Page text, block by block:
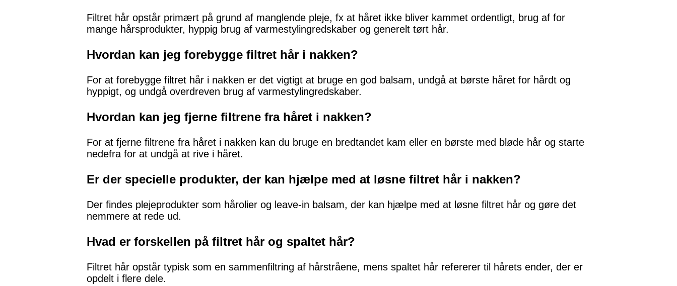
Filtret hår opstår primært på grund af manglende pleje, fx at håret ikke bliver kammet ordentligt, brug af for
mange hårsprodukter, hyppig brug af varmestylingredskaber og generelt tørt hår.
Hvordan kan jeg forebygge filtret hår i nakken?
For at forebygge filtret hår i nakken er det vigtigt at bruge en god balsam, undgå at børste håret for hårdt og
hyppigt, og undgå overdreven brug af varmestylingredskaber.
Hvordan kan jeg fjerne filtrene fra håret i nakken?
For at fjerne filtrene fra håret i nakken kan du bruge en bredtandet kam eller en børste med bløde hår og starte
nedefra for at undgå at rive i håret.
Er der specielle produkter, der kan hjælpe med at løsne filtret hår i nakken?
Der findes plejeprodukter som hårolier og leave-in balsam, der kan hjælpe med at løsne filtret hår og gøre det
nemmere at rede ud.
Hvad er forskellen på filtret hår og spaltet hår?
Filtret hår opstår typisk som en sammenfiltring af hårstråene, mens spaltet hår refererer til hårets ender, der er
opdelt i flere dele.